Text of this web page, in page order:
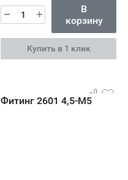
В
корзину
Купить в 1 клик
Фитинг 2601 4,5-M5